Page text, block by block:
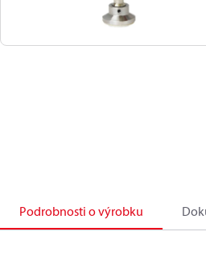
Podrobnosti o výrobku